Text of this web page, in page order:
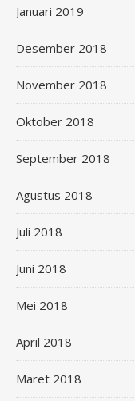
Januari 2019
Desember 2018
November 2018
Oktober 2018
September 2018
Agustus 2018
Juli 2018
Juni 2018
Mei 2018
April 2018
Maret 2018